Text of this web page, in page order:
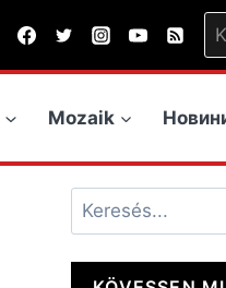
Mozaik
Keresés